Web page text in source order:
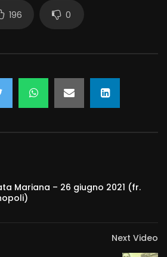
196 0
Mariana – 26 giugno 2021 (fr.
Next Video